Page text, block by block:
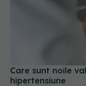
Care sunt noile
hipertensiune